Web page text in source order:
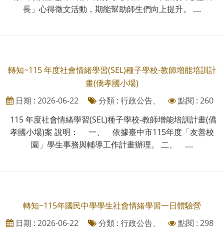
長」心得徵文活動，期能幫助師生們向上提升。 ....
轉知~115 年度社會情緒學習(SEL)種子學校-教師增能培訓計
畫(僑孝國小場)
日期 : 2026-06-22
分類 : 行政公告、
點閱 : 260
115 年度社會情緒學習(SEL)種子學校-教師增能培訓計畫(僑
孝國小場)案 說明： 一、 依據臺中市115年度「友善校
園」學生事務與輔導工作計畫辦理。 二、 ....
轉知~115年國民中學學生社會情緒學習一日體驗營
日期 : 2026-06-22
分類 : 行政公告、
點閱 : 298